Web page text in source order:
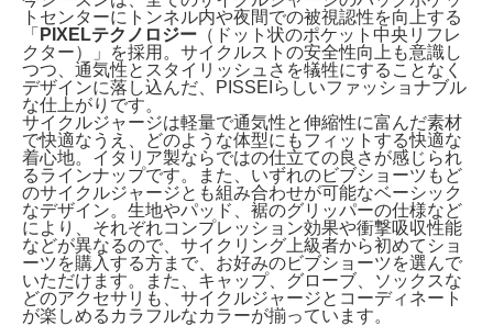
トセンターにトンネル内や夜間での被視認性を向上する
「 PIXELテクノロジー （ドット状のポケット中央リフレ
クター）」を採用。サイクルストの安全性向上も意識し
つつ、通気性とスタイリッシュさを犠牲にすることなく
デザインに落し込んだ、PISSEIらしいファッショナブル
な仕上がりです。
サイクルジャージは軽量で通気性と伸縮性に富んだ素材
で快適なうえ、どのような体型にもフィットする快適な
着心地。イタリア製ならではの仕立ての良さが感じられ
るラインナップです。また、いずれのビブショーツもど
のサイクルジャージとも組み合わせが可能なベーシック
なデザイン。生地やパッド、裾のグリッパーの仕様など
により、それぞれコンプレッション効果や衝撃吸収性能
などが異なるので、サイクリング上級者から初めてショ
ーツを購入する方まで、お好みのビブショーツを選んで
いただけます。また、キャップ、グローブ、ソックスな
どのアクセサリも、サイクルジャージとコーディネート
が楽しめるカラフルなカラーが揃っています。